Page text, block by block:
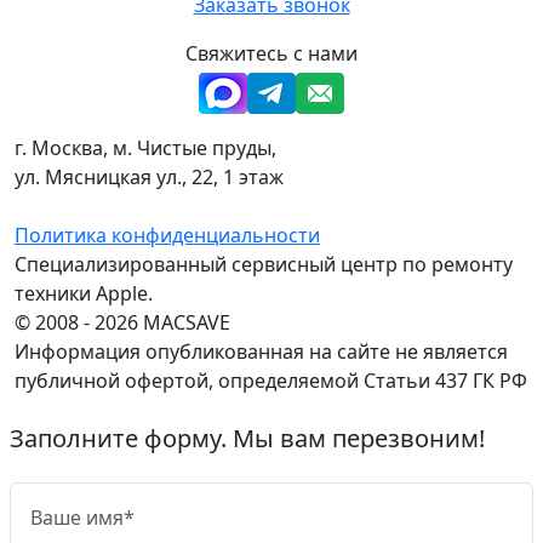
Свяжитесь с нами
г. Москва, м. Чистые пруды,
ул. Мясницкая ул., 22, 1 этаж
Политика конфиденциальности
Специализированный сервисный центр по ремонту
техники Apple.
© 2008 - 2026 MACSAVE
Информация опубликованная на сайте не является
публичной офертой, определяемой Статьи 437 ГК РФ
Заполните форму. Мы вам перезвоним!